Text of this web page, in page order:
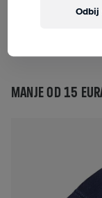
Nikad dosta
MANJE OD 15
Odbij